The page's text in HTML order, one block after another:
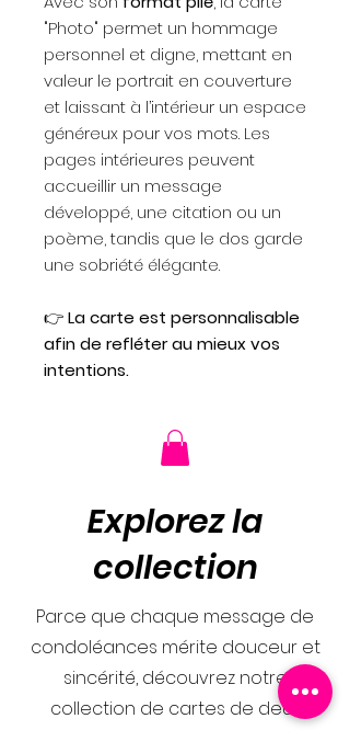
"Photo" permet un hommage
personnel et digne, mettant en
valeur le portrait en couverture
et laissant à l’intérieur un espace
généreux pour vos mots. Les
pages intérieures peuvent
accueillir un message
développé, une citation ou un
poème, tandis que le dos garde
une sobriété élégante.
👉La carte est personnalisable
afin de refléter au mieux vos
intentions.
Explorez la
collection
Parce que chaque message de
condoléances mérite douceur et
sincérité, découvrez notre
collection de cartes de deuil